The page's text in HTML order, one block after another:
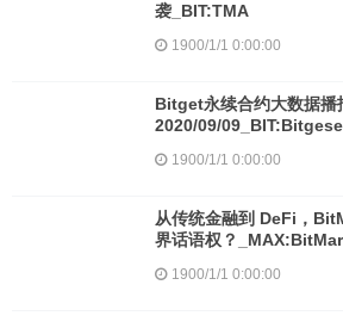
袭_BIT:TMA
1900/1/1 0:00:00
Bitget永续合约大数据播
2020/09/
1900/1/1 0:00:00
从传统金融到 DeFi，
界话语权？
1900/1/1 0:00:00